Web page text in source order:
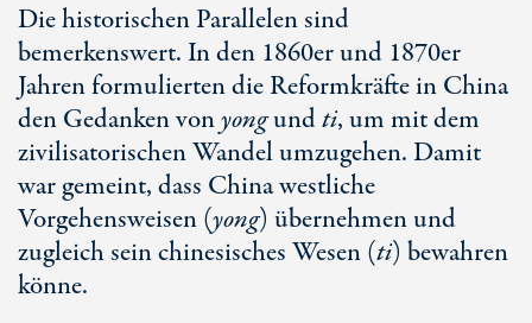
Die historischen Parallelen sind
bemerkenswert. In den 1860er und 1870er
Jahren formulierten die Reformkräfte in China
den Gedanken vonyongundti, um mit dem
zivilisatorischen Wandel umzugehen. Damit
war gemeint, dass China westliche
Vorgehensweisen (yong) übernehmen und
zugleich sein chinesisches Wesen (ti) bewahren
könne.